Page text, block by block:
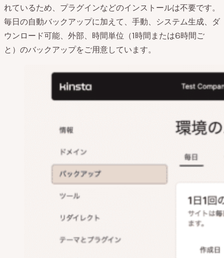
れているため、プラグインなどのインストールは不要です。
毎日の自動バックアップに加えて、手動、システム生成、ダ
ウンロード可能、外部、時間単位（1時間または6時間ご
と）のバックアップをご用意しています。